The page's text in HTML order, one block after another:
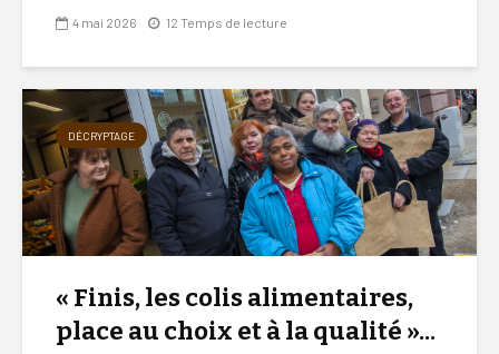
4 mai 2026 12 Temps de lecture
DÉCRYPTAGE
« Finis, les colis alimentaires,
place au choix et à la qualité »...